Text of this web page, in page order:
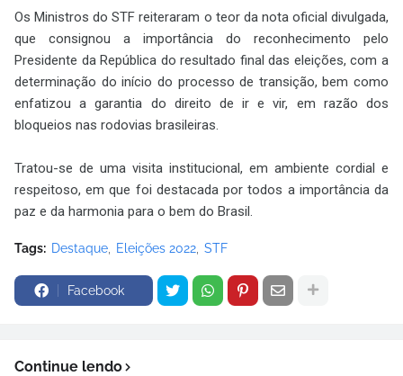
Os Ministros do STF reiteraram o teor da nota oficial divulgada,
que consignou a importância do reconhecimento pelo
Presidente da República do resultado final das eleições, com a
determinação do início do processo de transição, bem como
enfatizou a garantia do direito de ir e vir, em razão dos
bloqueios nas rodovias brasileiras.
Tratou-se de uma visita institucional, em ambiente cordial e
respeitoso, em que foi destacada por todos a importância da
paz e da harmonia para o bem do Brasil.
Tags: Destaque Eleições 2022 STF
Facebook
Continue lendo